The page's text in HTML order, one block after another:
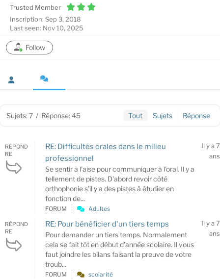
Trusted Member
Inscription: Sep 3, 2018
Last seen: Nov 10, 2025
Follow
Sujets: 7 / Réponse: 45 Tout Sujets Réponse
RÉPOND
RE
RE: Difficultés orales dans le milieu
professionnel
Se sentir à l'aise pour communiquer à l'oral. Il y a
tellement de pistes. D'abord revoir côté
orthophonie s'il y a des pistes à étudier en
fonction de...
Il y a 7
ans
FORUM Adultes
RÉPOND
RE
RE: Pour bénéficier d'un tiers temps
Pour demander un tiers temps. Normalement
cela se fait tôt en début d'année scolaire. Il vous
faut joindre les bilans faisant la preuve de votre
troub...
Il y a 7
ans
FORUM scolarité